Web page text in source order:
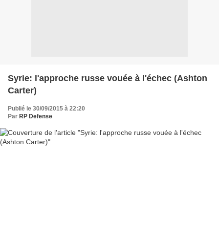
Syrie: l'approche russe vouée à l'échec (Ashton
Carter)
Publié le 30/09/2015 à 22:20
Par RP Defense